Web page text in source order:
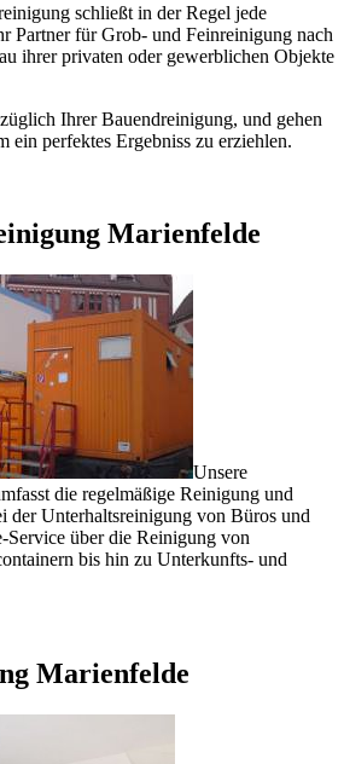
schließt in der Regel jede
Partner für Grob- und Feinreinigung nach
ihrer privaten oder gewerblichen Objekte
Ihrer Bauendreinigung, und gehen
ein perfektes Ergebniss zu erziehlen.
Marienfelde
Unsere
die regelmäßige Reinigung und
der Unterhaltsreinigung von Büros und
über die Reinigung von
bis hin zu Unterkunfts- und
Marienfelde